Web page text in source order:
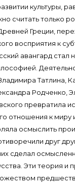
культуры,
считать только
Греции,
восприятия к
авангард стал
Татлина,
Родченко,
превратила
отношения к миру
осмыслить
друг
сделал
Эти теория и